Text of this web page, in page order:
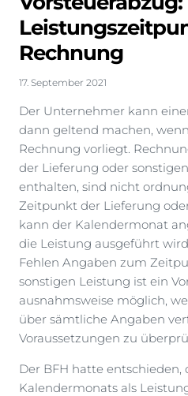
Rechnung
17. September 2021
Der Unternehmer kann
dann geltend machen,
Rechnung vorliegt.
der Lieferung oder
enthalten, sind nicht
Zeitpunkt der Lieferung
kann der Kalendermonat
die Leistung ausgeführt wird
Fehlen Angaben zum
sonstigen Leistung ist ein
ausnahmsweise möglich,
über sämtliche Angaben
Voraussetzungen zu
Der BFH hatte entschieden,
Kalendermonats als